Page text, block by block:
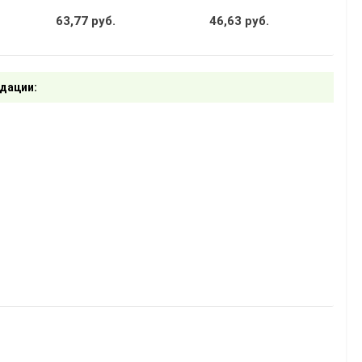
63,77 руб. 46,63 руб.